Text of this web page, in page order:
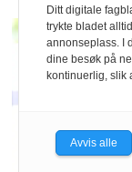
Ditt digitale
trykte bladet
annonseplass. I
dine besøk på
kontinuerlig, slik
Avvis alle